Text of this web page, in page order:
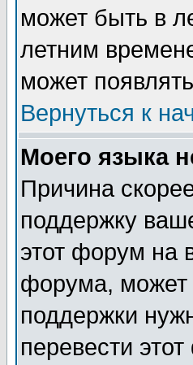
может быть в
летним
может
Вернуться к
Моего языка
Причина
поддержку
этот форум на
форума, может
поддержки
перевести